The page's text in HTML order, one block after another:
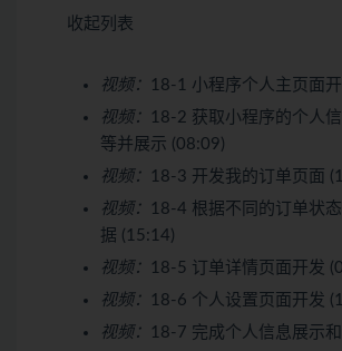
收起列表
视频：
18-1 小程序个人主页面
视频：
18-2 获取小程序的个人
等并展示 (08:09)
视频：
18-3 开发我的订单页面
视频：
18-4 根据不同的订单状
据 (15:14)
视频：
18-5 订单详情页面开发
视频：
18-6 个人设置页面开发
视频：
18-7 完成个人信息展示